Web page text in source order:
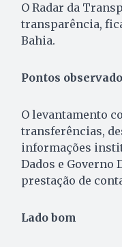
O Radar da
transparência,
Bahia.
Pontos
O levantamento
transferências,
informações
Dados e
prestação de
Lado bom